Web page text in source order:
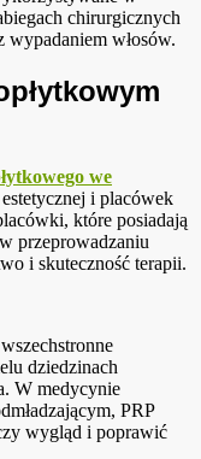
chirurgicznych
włosów.
we
i placówek
które posiadają
przeprowadzaniu
i skuteczność terapii.
dziedzinach
W medycynie
PRP
wygląd i poprawić